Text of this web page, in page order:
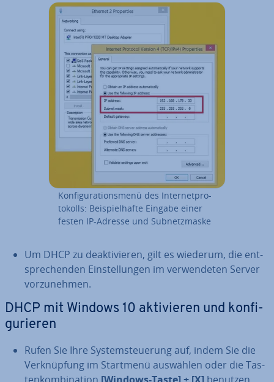
Kon­fi­gu­ra­ti­ons­me­nü des In­ter­net­pro­
to­kolls: Bei­spiel­haf­te Eingabe einer
festen IP-Adresse und Sub­netz­mas­ke
Um DHCP zu de­ak­ti­vie­ren, gilt es wiederum, die ent­
spre­chen­den Ein­stel­lun­gen im ver­wen­de­ten Server
vor­zu­neh­men.
DHCP mit Windows 10 ak­ti­vie­ren und kon­fi­
gu­rie­ren
Rufen Sie Ihre Sys­tem­steue­rung auf, indem Sie die
Ver­knüp­fung im Startmenü auswählen oder die Tas­